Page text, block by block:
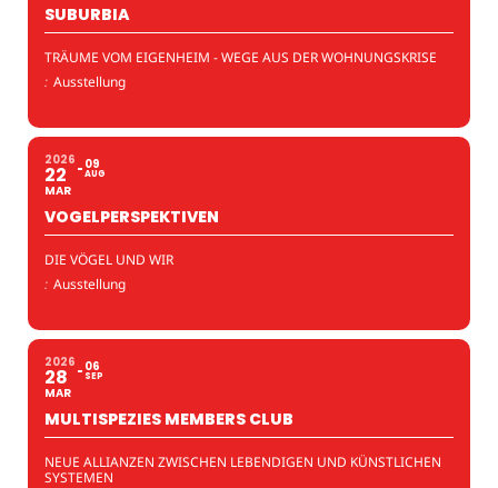
SUBURBIA
TRÄUME VOM EIGENHEIM - WEGE AUS DER WOHNUNGSKRISE
: Ausstellung
2026
22
MAR
09
AUG
VOGELPERSPEKTIVEN
DIE VÖGEL UND WIR
: Ausstellung
2026
28
MAR
06
SEP
MULTISPEZIES MEMBERS CLUB
NEUE ALLIANZEN ZWISCHEN LEBENDIGEN UND KÜNSTLICHEN
SYSTEMEN